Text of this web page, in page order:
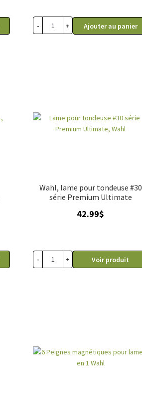
- + Ajouter au panier
Wahl, lame pour tondeuse #30
série Premium Ultimate
42.99$
- + Voir produit